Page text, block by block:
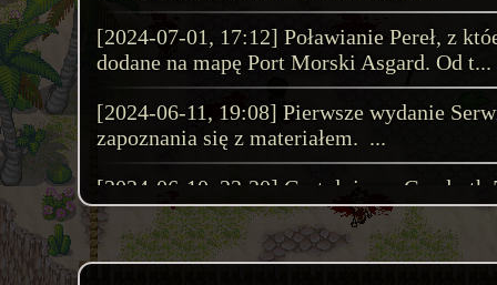
Weekendowy
​​​​​​Dzisiaj mamy dla
rozpocznie się
się 10.04.2026r. o
ev...
Weekendowy
[2024-07-01, 17:12] Poławianie Pereł, z
dodane na mapę Port Morski Asgard. Od t...
[2024-06-11, 19:08] Pierwsze wydanie
zapoznania się z materiałem. ...
[2024-06-10, 23:20] Gratulujemy
[2024-04-23, 19:34] Tylko do tego piątku
wielkanocne i otrzymać to ostatni moment!